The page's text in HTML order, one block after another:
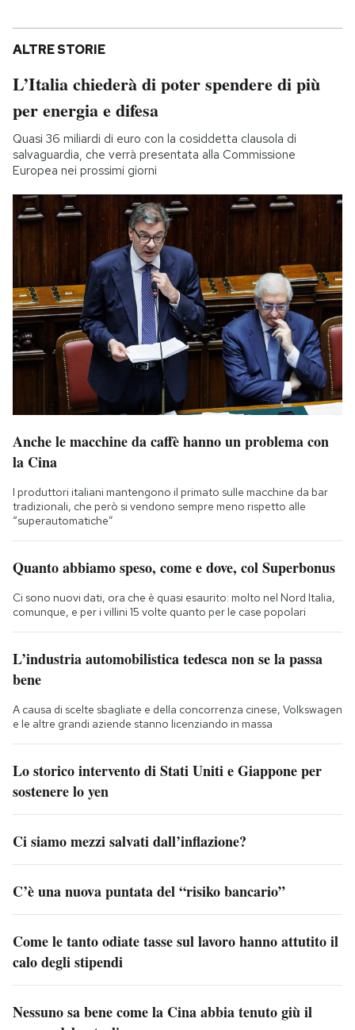
ALTRE STORIE
L’Italia chiederà di poter spendere di più
per energia e difesa
Quasi 36 miliardi di euro con la cosiddetta clausola di
salvaguardia, che verrà presentata alla Commissione
Europea nei prossimi giorni
Anche le macchine da caffè hanno un problema con
la Cina
I produttori italiani mantengono il primato sulle macchine da bar
tradizionali, che però si vendono sempre meno rispetto alle
“superautomatiche”
Quanto abbiamo speso, come e dove, col Superbonus
Ci sono nuovi dati, ora che è quasi esaurito: molto nel Nord Italia,
comunque, e per i villini 15 volte quanto per le case popolari
L’industria automobilistica tedesca non se la passa
bene
A causa di scelte sbagliate e della concorrenza cinese, Volkswagen
e le altre grandi aziende stanno licenziando in massa
Lo storico intervento di Stati Uniti e Giappone per
sostenere lo yen
Ci siamo mezzi salvati dall’inflazione?
C’è una nuova puntata del “risiko bancario”
Come le tanto odiate tasse sul lavoro hanno attutito il
calo degli stipendi
Nessuno sa bene come la Cina abbia tenuto giù il